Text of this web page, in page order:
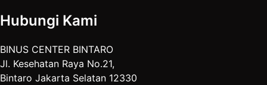
Hubungi Kami
BINUS CENTER BINTARO
Jl. Kesehatan Raya No.21,
Bintaro Jakarta Selatan 12330